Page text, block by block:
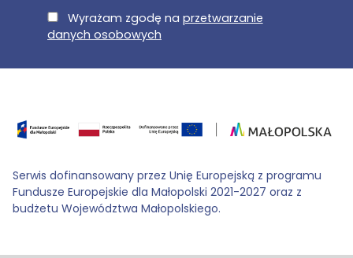
E-MailWyrażam zgodę na przetwarzanie
danych osobowych
Serwis dofinansowany przez Unię Europejską z programu
Fundusze Europejskie dla Małopolski 2021-2027 oraz z
budżetu Województwa Małopolskiego.